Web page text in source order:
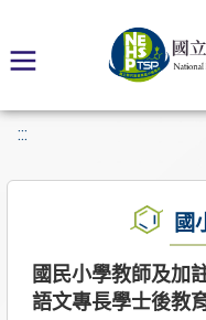
:::
國
國民小學教師及加
語文專長學士後教